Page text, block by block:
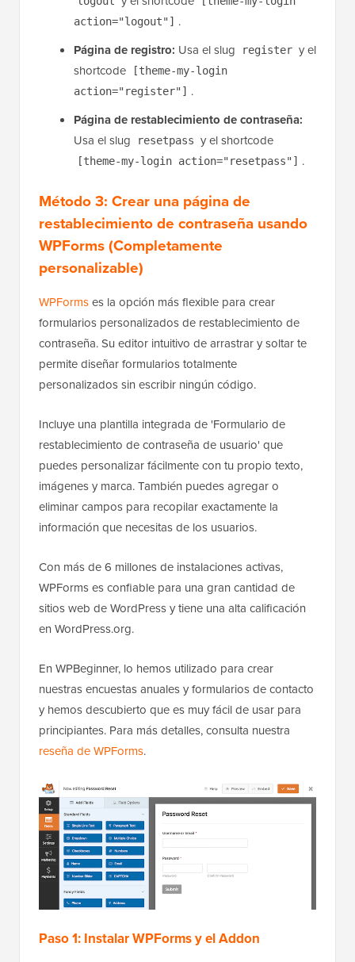
action="logout"] .
Página de registro: Usa el slug register y el
shortcode
[theme-my-login
action="register"] .
Página de restablecimiento de contraseña:
Usa el slug
resetpass y el shortcode
[theme-my-login action="resetpass"] .
Método 3: Crear una página de
restablecimiento de contraseña usando
WPForms (Completamente
personalizable)
WPFormses la opción más flexible para crear
formularios personalizados de restablecimiento de
contraseña. Su editor intuitivo de arrastrar y soltar te
permite diseñar formularios totalmente
personalizados sin escribir ningún código.
Incluye una plantilla integrada de 'Formulario de
restablecimiento de contraseña de usuario' que
puedes personalizar fácilmente con tu propio texto,
imágenes y marca. También puedes agregar o
eliminar campos para recopilar exactamente la
información que necesitas de los usuarios.
Con más de 6 millones de instalaciones activas,
WPForms es confiable para una gran cantidad de
sitios web de WordPress y tiene una alta calificación
en WordPress.org.
En WPBeginner, lo hemos utilizado para crear
nuestras encuestas anuales y formularios de contacto
y hemos descubierto que es muy fácil de usar para
principiantes. Para más detalles, consulta nuestra
reseña de WPForms.
Paso 1: Instalar WPForms y el Addon